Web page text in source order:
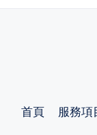
首頁 服務項